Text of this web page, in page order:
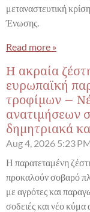
μεταναστευτική
Ένωσης.
Read more »
Η ακραία
ευρωπαϊκή
τροφίμων –
ανατιμήσεων
δημητριακά
Aug 4, 2026 5:23
Η παρατεταμένη
προκαλούν σοβαρό
με αγρότες και
σοδειές και νέο